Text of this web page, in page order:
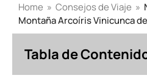
Home » Consejos de Viaje »
Montaña Arcoíris Vinicunca
Tabla de